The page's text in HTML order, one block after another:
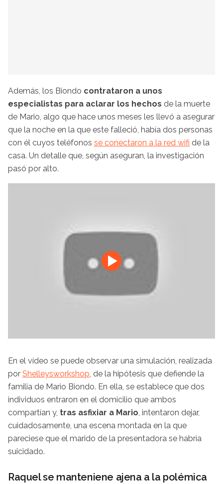
Además, los Biondo contrataron a unos
especialistas para aclarar los hechos de la muerte
de Mario, algo que hace unos meses les llevó a asegurar
que la noche en la que este falleció, había dos personas
con él cuyos teléfonos se conectaron a la red wifi de la
casa. Un detalle que, según aseguran, la investigación
pasó por alto.
En el vídeo se puede observar una simulación, realizada
por Shelleysworkshop, de la hipótesis que defiende la
familia de Mario Biondo. En ella, se establece que dos
individuos entraron en el domicilio que ambos
compartían y, tras asfixiar a Mario, intentaron dejar,
cuidadosamente, una escena montada en la que
pareciese que el marido de la presentadora se habría
suicidado.
Raquel se manteniene ajena a la polémica